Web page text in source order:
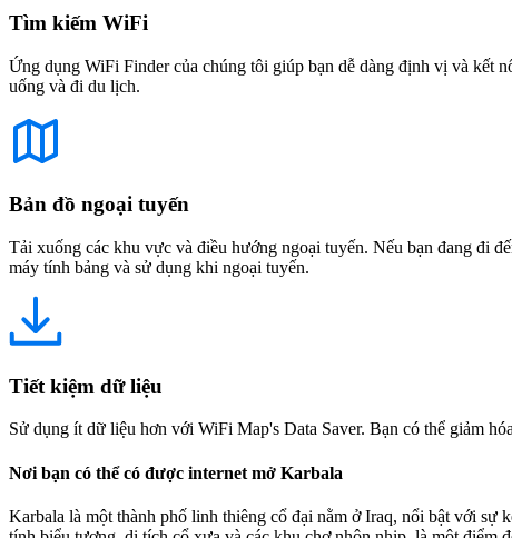
Tìm kiếm WiFi
Ứng dụng WiFi Finder của chúng tôi giúp bạn dễ dàng định vị và kết
uống và đi du lịch.
Bản đồ ngoại tuyến
Tải xuống các khu vực và điều hướng ngoại tuyến. Nếu bạn đang đi
máy tính bảng và sử dụng khi ngoại tuyến.
Tiết kiệm dữ liệu
Sử dụng ít dữ liệu hơn với WiFi Map's Data Saver. Bạn có thể giảm
Nơi bạn có thể có được internet mở Karbala
Karbala là một thành phố linh thiêng cổ đại nằm ở Iraq, nổi bật với sự